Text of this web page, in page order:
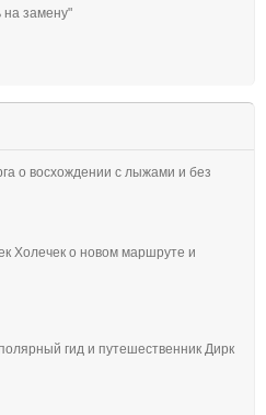
на замену"
о восхождении с лыжами и без
Холечек о новом маршруте и
гид и путешественник Дирк